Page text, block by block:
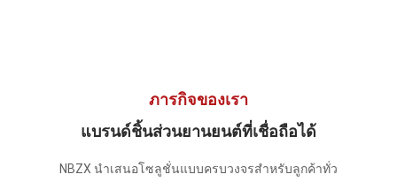
ภารกิจของเรา
แบรนด์ชิ้นส่วนยานยนต์ที่เชื่อถือได้
NBZX นำเสนอโซลูชั่นแบบครบวงจรสำหรับลูกค้าทั่ว